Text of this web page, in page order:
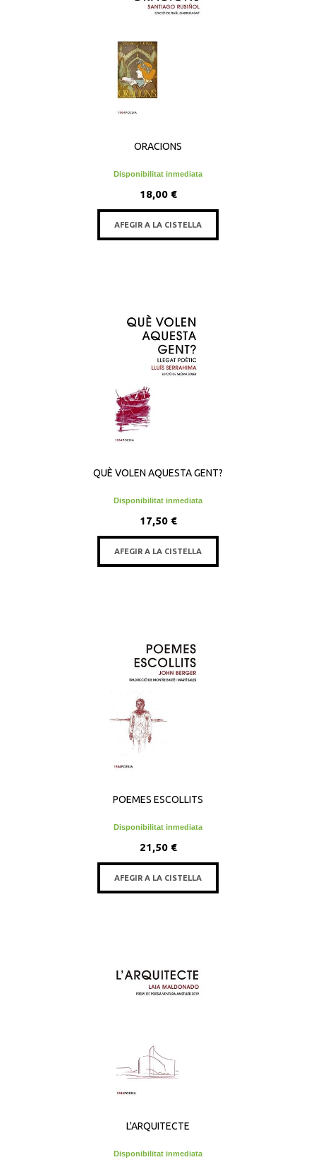
ORACIONS
Disponibilitat inmediata
18,00 €
AFEGIR A LA CISTELLA
QUÈ VOLEN AQUESTA GENT?
Disponibilitat inmediata
17,50 €
AFEGIR A LA CISTELLA
POEMES ESCOLLITS
Disponibilitat inmediata
21,50 €
AFEGIR A LA CISTELLA
L'ARQUITECTE
Disponibilitat inmediata